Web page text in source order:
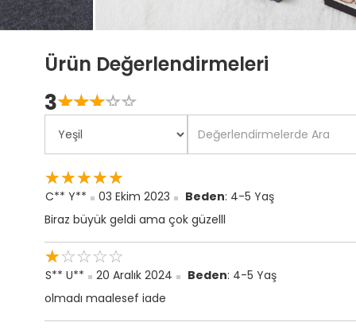
Ürün Değerlendirmeleri
3☆☆☆☆☆
★★★★★
☆☆☆☆☆
★★★★★
C** Y** 03 Ekim 2023 Beden: 4-5 Yaş
Biraz büyük geldi ama çok güzelll
☆☆☆☆☆
★★★★★
S** U** 20 Aralık 2024 Beden: 4-5 Yaş
olmadı maalesef iade